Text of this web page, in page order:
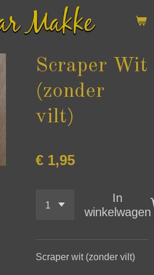
Scraper Wit
(zonder
vilt)
€ 1,95
In
winkelwagen
Scraper wit (zonder vilt)